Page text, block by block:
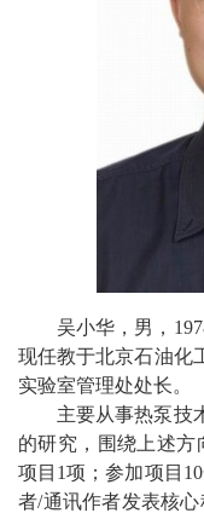
生
业
教
吴小华，男，
现任教于北京石油化
实验室管理处处长。
主要从事热泵技
的研究，围绕 上述方
项目 1项；参加项目 10
者/通讯作者发表核